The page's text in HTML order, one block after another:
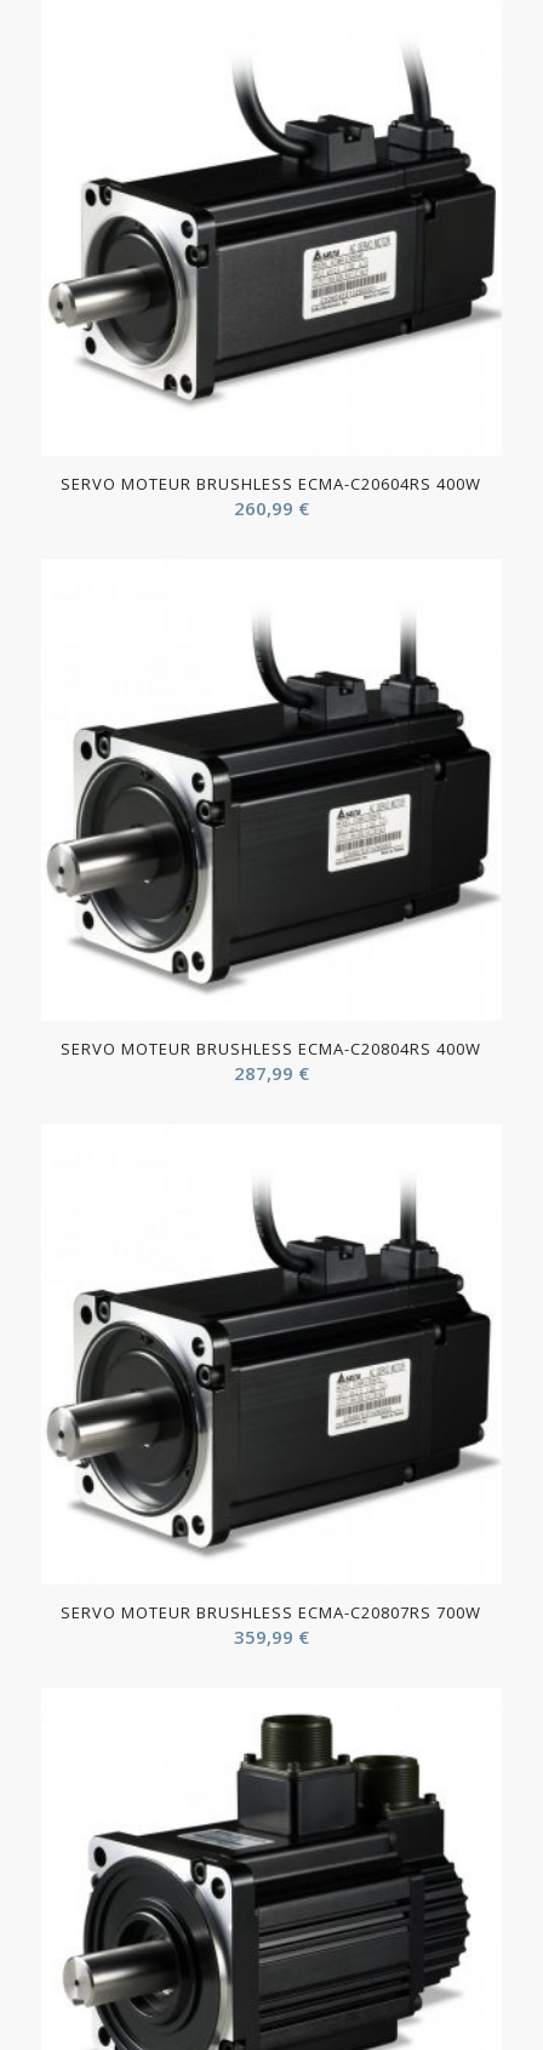
SERVO MOTEUR BRUSHLESS ECMA-C20604RS 400W
260,99 €
SERVO MOTEUR BRUSHLESS ECMA-C20804RS 400W
287,99 €
SERVO MOTEUR BRUSHLESS ECMA-C20807RS 700W
359,99 €